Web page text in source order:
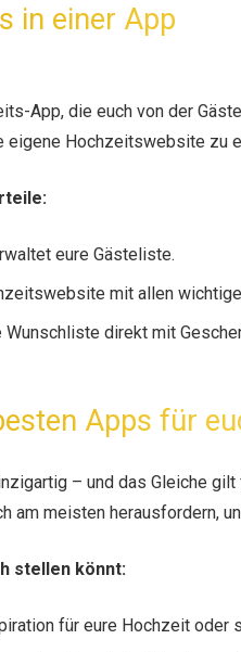
in einer App
App, die euch von der
eigene Hochzeitswebsite zu
eure Gästeliste.
mit allen
Wunschliste direkt mit
Apps für
– und das Gleiche
am meisten herausfordern,
stellen könnt:
für eure Hochzeit oder